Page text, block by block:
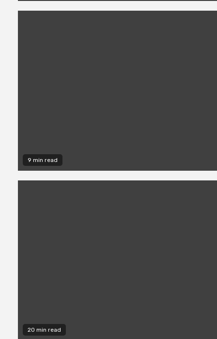
9 min read
20 min read